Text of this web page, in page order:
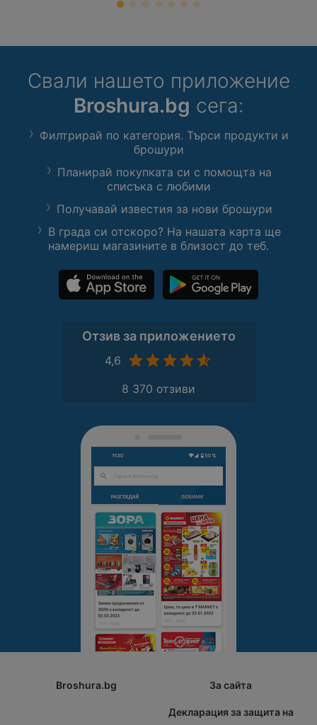
Свали нашето приложение
Broshura.bg сега:
Филтрирай по категория. Търси продукти и
брошури
Планирай покупката си с помощта на
списъка с любими
Получавай известия за нови брошури
В града си отскоро? На нашата карта ще
намериш магазините в близост до теб.
Отзив за приложението
4,6
8 370 отзиви
Broshura.bg За сайта
Декларация за защита на